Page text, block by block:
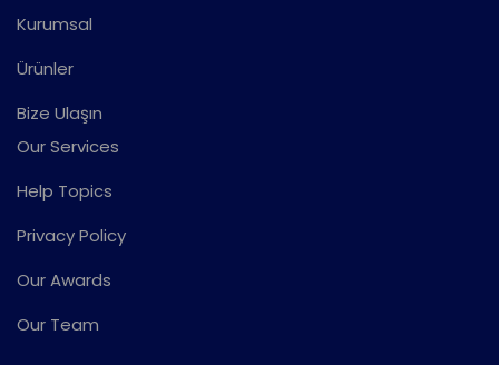
Kurumsal
Ürünler
Bize Ulaşın
Our Services
Help Topics
Privacy Policy
Our Awards
Our Team